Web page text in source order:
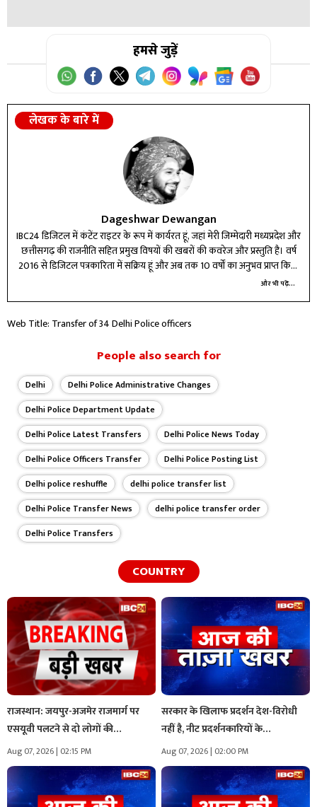
हमसे जुड़ें
लेखक के बारे में
Dageshwar Dewangan
IBC24 डिजिटल में कंटेंट राइटर के रूप में कार्यरत हूं, जहां मेरी जिम्मेदारी मध्यप्रदेश और
छत्तीसगढ़ की राजनीति सहित प्रमुख विषयों की खबरों की कवरेज और प्रस्तुति है। वर्ष
2016 से डिजिटल पत्रकारिता में सक्रिय हूं और अब तक 10 वर्षों का अनुभव प्राप्त किया
है। विभिन्न प्रतिष्ठित मीडिया संस्थानों में कार्य करते हुए न्यूज़ राइटिंग और डिजिटल टूल्स
खुद को लगातार अपडेट कर, कंटेंट की गुणवत्ता बेहतर करने के लिए प्रतिबद्ध हूं।
और भी पढ़ें...
Web Title: Transfer of 34 Delhi Police officers
People also search for
Delhi
Delhi Police Administrative Changes
Delhi Police Department Update
Delhi Police Latest Transfers
Delhi Police News Today
Delhi Police Officers Transfer
Delhi Police Posting List
Delhi police reshuffle
delhi police transfer list
Delhi Police Transfer News
delhi police transfer order
Delhi Police Transfers
COUNTRY
राजस्थान: जयपुर-अजमेर राजमार्ग पर
एसयूवी पलटने से दो लोगों की…
Aug 07, 2026 | 02:15 PM
सरकार के खिलाफ प्रदर्शन देश-विरोधी
नहीं है, नीट प्रदर्शनकारियों के…
Aug 07, 2026 | 02:00 PM